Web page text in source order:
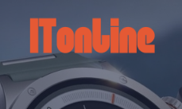
springen